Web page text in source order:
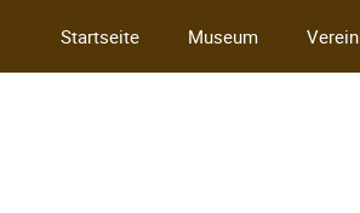
Startseite Museum Verein